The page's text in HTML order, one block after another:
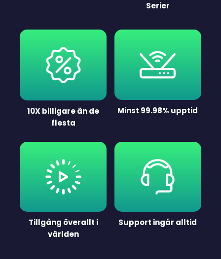
Serier
10X billigare än de
flesta
Minst 99.98% upptid
Tillgång överallt i
världen
Support ingår alltid